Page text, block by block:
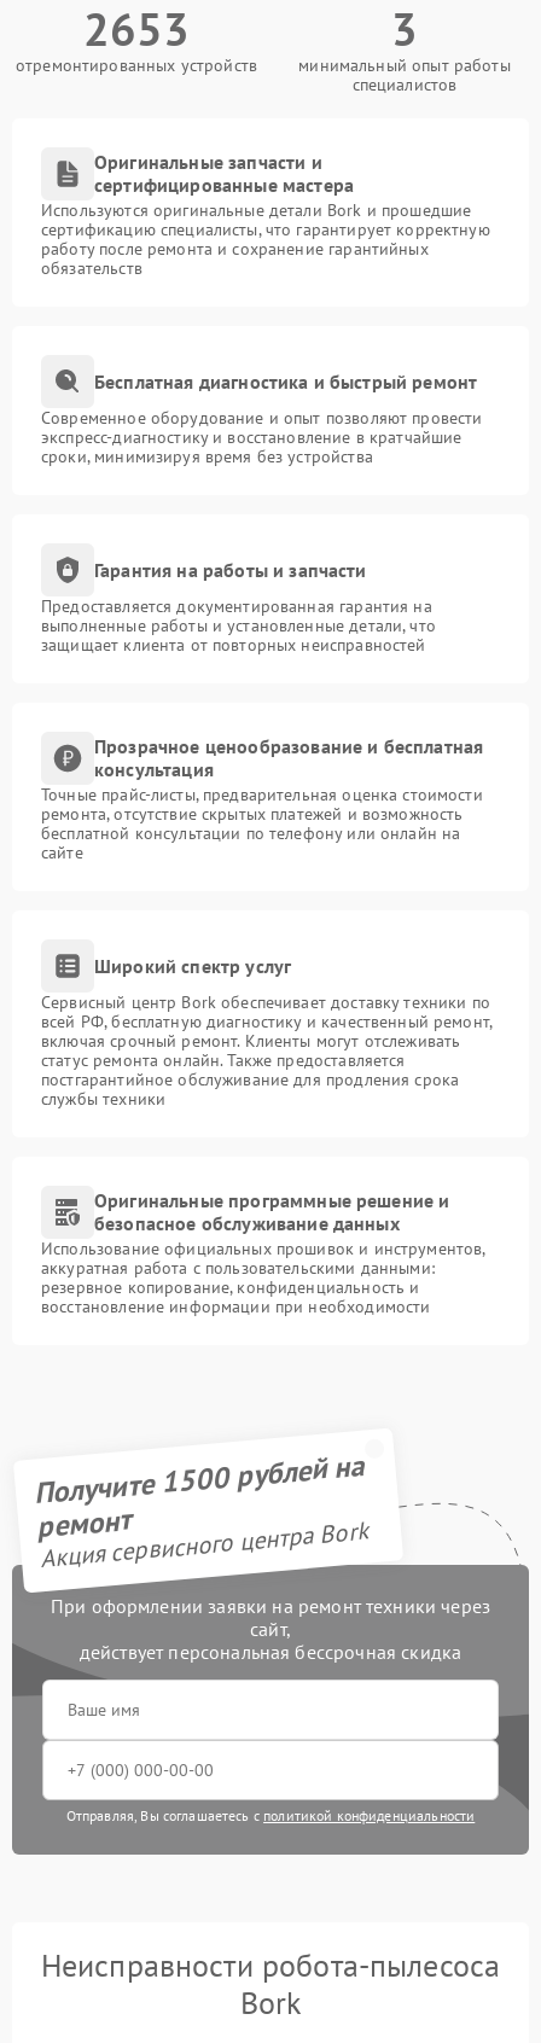
2653
отремонтированных устройств
3
минимальный опыт работы
специалистов
Оригинальные запчасти и
сертифицированные мастера
Используются оригинальные детали Bork и прошедшие
сертификацию специалисты, что гарантирует корректную
работу после ремонта и сохранение гарантийных
обязательств
Бесплатная диагностика и быстрый ремонт
Современное оборудование и опыт позволяют провести
экспресс-диагностику и восстановление в кратчайшие
сроки, минимизируя время без устройства
Гарантия на работы и запчасти
Предоставляется документированная гарантия на
выполненные работы и установленные детали, что
защищает клиента от повторных неисправностей
Прозрачное ценообразование и бесплатная
консультация
Точные прайс-листы, предварительная оценка стоимости
ремонта, отсутствие скрытых платежей и возможность
бесплатной консультации по телефону или онлайн на
сайте
Широкий спектр услуг
Сервисный центр Bork обеспечивает доставку техники по
всей РФ, бесплатную диагностику и качественный ремонт,
включая срочный ремонт. Клиенты могут отслеживать
статус ремонта онлайн. Также предоставляется
постгарантийное обслуживание для продления срока
службы техники
Оригинальные программные решение и
безопасное обслуживание данных
Использование официальных прошивок и инструментов,
аккуратная работа с пользовательскими данными:
резервное копирование, конфиденциальность и
восстановление информации при необходимости
Получите 1500 рублей на
ремонт
Акция сервисного центра Bork
При оформлении заявки на ремонт техники через
сайт,
действует персональная бессрочная скидка
Отправляя, Вы соглашаетесь с политикой конфиденциальности
Неисправности робота-пылесоса
Bork